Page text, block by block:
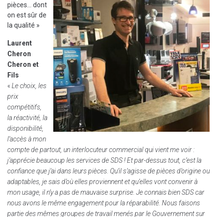
pièces… dont
on est sûr de
la qualité »
Laurent
Cheron
Cheron et
Fils
«Le choix, les
prix
compétitifs,
la réactivité, la
disponibilité,
l’accès à mon
compte de partout, un interlocuteur commercial qui vient me voir :
j’apprécie beaucoup les services de SDS ! Et par-dessus tout, c’est la
confiance que j’ai dans leurs pièces. Qu’il s’agisse de pièces d’origine ou
adaptables, je sais d’où elles proviennent et qu’elles vont convenir à
mon usage, il n’y a pas de mauvaise surprise. Je connais bien SDS car
nous avons le même engagement pour la réparabilité. Nous faisons
partie des mêmes groupes de travail menés par le Gouvernement sur